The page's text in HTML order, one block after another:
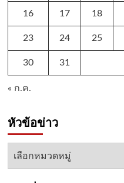
16 17 18
23 24 25
30 31
« ก.ค.
หัวข้อข่าว
หัวข้อ